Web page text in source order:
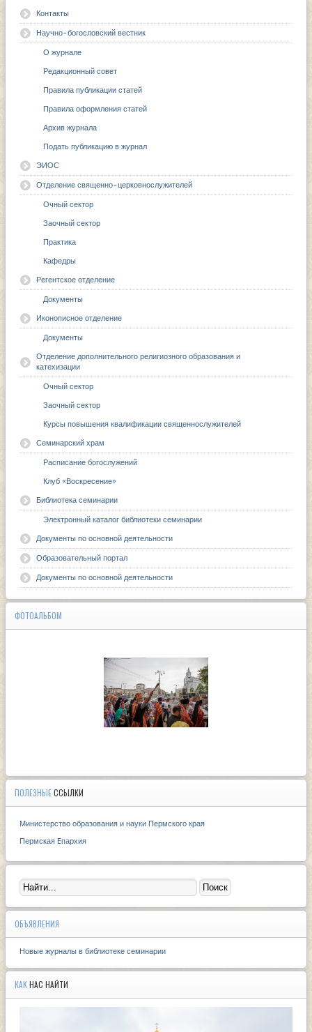
Контакты
Научно-богословский вестник
О журнале
Редакционный совет
Правила публикации статей
Правила оформления статей
Архив журнала
Подать публикацию в журнал
ЭИОС
Отделение священно-церковнослужителей
Очный сектор
Заочный сектор
Практика
Кафедры
Регентское отделение
Документы
Иконописное отделение
Документы
Отделение дополнительного религиозного образования и
катехизации
Очный сектор
Заочный сектор
Курсы повышения квалификации священнослужителей
Семинарский храм
Расписание богослужений
Клуб «Воскресение»
Библиотека семинарии
Электронный каталог библиотеки семинарии
Документы по основной деятельности
Образовательный портал
Документы по основной деятельности
ФОТОАЛЬБОМ
ПОЛЕЗНЫЕССЫЛКИ
Министерство образования и науки Пермского края
Пермская Eпархия
ОБЪЯВЛЕНИЯ
Новые журналы в библиотеке семинарии
КАКНАС НАЙТИ